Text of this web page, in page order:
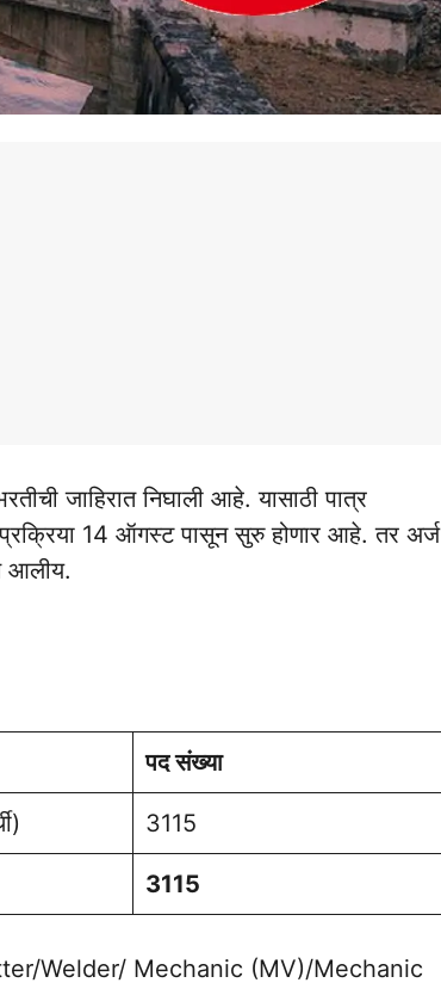
जाहिरात निघाली आहे. यासाठी पात्र
प्रक्रिया 14 ऑगस्ट पासून सुरु होणार आहे. तर अर्ज
आलीय.
पद संख्या
3115
3115
Welder/ Mechanic (MV)/Mechanic